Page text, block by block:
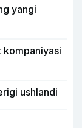
yangi
kompaniyasi
ushlandi